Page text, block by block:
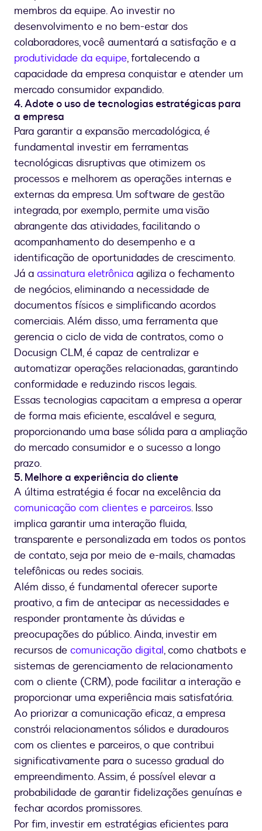
membros da equipe. Ao investir no
desenvolvimento e no bem-estar dos
colaboradores, você aumentará a satisfação e a
produtividade da equipe, fortalecendo a
capacidade da empresa conquistar e atender um
mercado consumidor expandido.
4. Adote o uso de tecnologias estratégicas para
a empresa
Para garantir a expansão mercadológica, é
fundamental investir em ferramentas
tecnológicas disruptivas que otimizem os
processos e melhorem as operações internas e
externas da empresa. Um software de gestão
integrada, por exemplo, permite uma visão
abrangente das atividades, facilitando o
acompanhamento do desempenho e a
identificação de oportunidades de crescimento.
Já a assinatura eletrônica agiliza o fechamento
de negócios, eliminando a necessidade de
documentos físicos e simplificando acordos
comerciais. Além disso, uma ferramenta que
gerencia o ciclo de vida de contratos, como o
Docusign CLM, é capaz de centralizar e
automatizar operações relacionadas, garantindo
conformidade e reduzindo riscos legais.
Essas tecnologias capacitam a empresa a operar
de forma mais eficiente, escalável e segura,
proporcionando uma base sólida para a ampliação
do mercado consumidor e o sucesso a longo
prazo.
5. Melhore a experiência do cliente
A última estratégia é focar na excelência da
comunicação com clientes e parceiros. Isso
implica garantir uma interação fluida,
transparente e personalizada em todos os pontos
de contato, seja por meio de e-mails, chamadas
telefônicas ou redes sociais.
Além disso, é fundamental oferecer suporte
proativo, a fim de antecipar as necessidades e
responder prontamente às dúvidas e
preocupações do público. Ainda, investir em
recursos de comunicação digital, como chatbots e
sistemas de gerenciamento de relacionamento
com o cliente (CRM), pode facilitar a interação e
proporcionar uma experiência mais satisfatória.
Ao priorizar a comunicação eficaz, a empresa
constrói relacionamentos sólidos e duradouros
com os clientes e parceiros, o que contribui
significativamente para o sucesso gradual do
empreendimento. Assim, é possível elevar a
probabilidade de garantir fidelizações genuínas e
fechar acordos promissores.
Por fim, investir em estratégias eficientes para